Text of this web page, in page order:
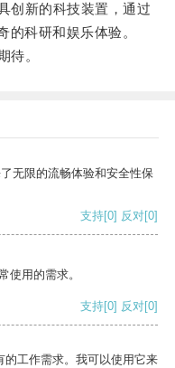
新的科技装置，通过
的科研和娱乐体验。
。
无限的流畅体验和安全性保
支持[0] 反对[0]
使用的需求。
支持[0] 反对[0]
的工作需求。我可以使用它来